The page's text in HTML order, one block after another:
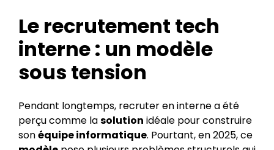
Le recrutement tech
interne : un modèle
sous tension
Pendant longtemps, recruter en interne a été
perçu comme lasolution idéale pour construire
sonéquipe informatique. Pourtant, en 2025, ce